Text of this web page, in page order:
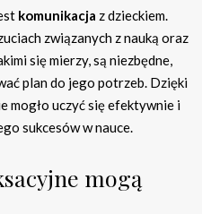
komunikacja z dzieckiem.
związanych z nauką oraz
się mierzy, są niezbędne,
plan do jego potrzeb. Dzięki
mogło uczyć się efektywnie i
sukcesów w nauce.
mogą